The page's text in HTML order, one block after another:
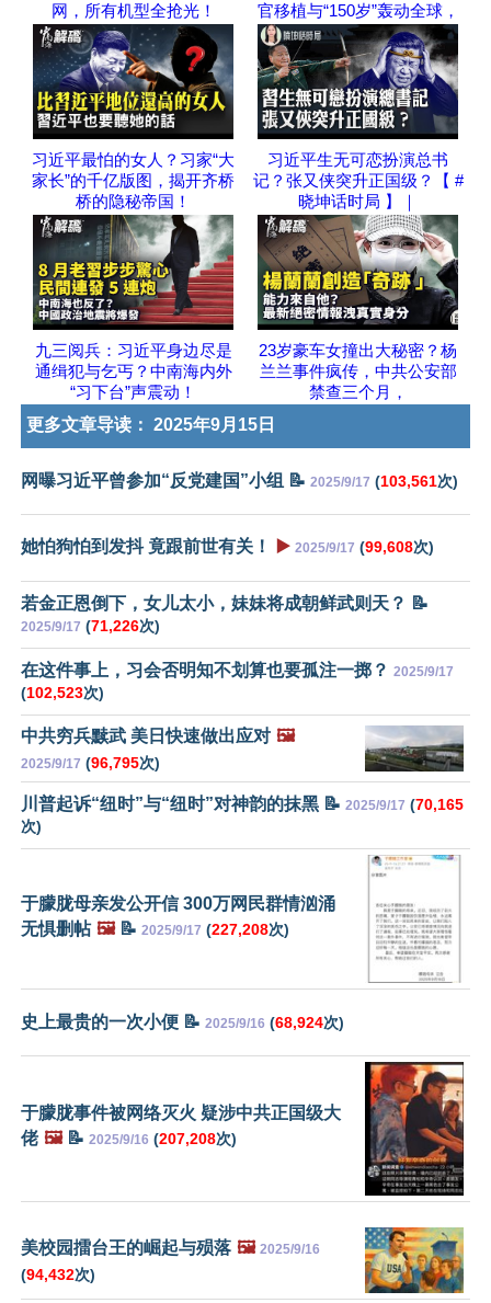
网，所有机型全抢光！ 官移植与“150岁”轰动全球，
习近平最怕的女人？习家“大
家长”的千亿版图，揭开齐桥
桥的隐秘帝国！
习近平生无可恋扮演总书
记？张又侠突升正国级？【 #
晓坤话时局 】｜
九三阅兵：习近平身边尽是
通缉犯与乞丐？中南海内外
“习下台”声震动！
23岁豪车女撞出大秘密？杨
兰兰事件疯传，中共公安部
禁查三个月，
更多文章导读： 2025年9月15日
网曝习近平曾参加“反党建国”小组 📝 2025/9/17 (103,561次)
她怕狗怕到发抖 竟跟前世有关！ ▶️ 2025/9/17 (99,608次)
若金正恩倒下，女儿太小，妹妹将成朝鲜武则天？ 📝
2025/9/17 (71,226次)
在这件事上，习会否明知不划算也要孤注一掷？ 2025/9/17
(102,523次)
中共穷兵黩武 美日快速做出应对 🖼️
2025/9/17 (96,795次)
川普起诉“纽时”与“纽时”对神韵的抹黑 📝 2025/9/17 (70,165
次)
于朦胧母亲发公开信 300万网民群情汹涌
无惧删帖 🖼️📝 2025/9/17 (227,208次)
史上最贵的一次小便 📝 2025/9/16 (68,924次)
于朦胧事件被网络灭火 疑涉中共正国级大
佬 🖼️📝 2025/9/16 (207,208次)
美校园擂台王的崛起与殒落 🖼️ 2025/9/16
(94,432次)